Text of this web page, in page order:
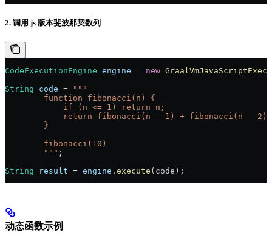
2. 调用 js 版本斐波那契数列
CodeExecutionEngine engine = new
String code = """
        function fibonacci(n) {
            if (n <= 1) return n;
            return fibonacci(n - 1) + fibonacci(n - 2);
        }
        fibonacci(10)
        """
;
String result = engine . execute (code);
动态函数示例